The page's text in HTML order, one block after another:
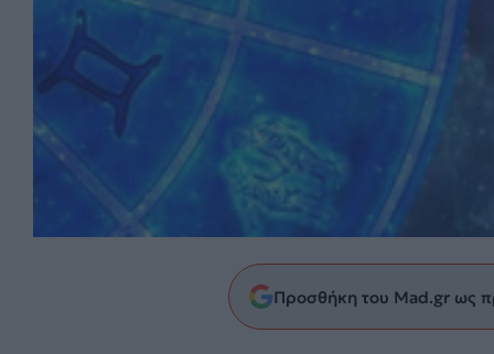
Προσθήκη του Mad.gr ως